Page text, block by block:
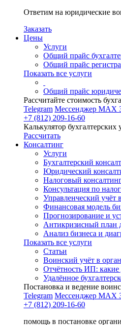
Ответим на юридические
Заказать
Цены
Услуги
Общий прайс
Общий прайс
Показать все услуги
Общий прайс
Рассчитайте стоимость
Telegram Мессенджер MAX
+7 (812) 209-16-60
Калькулятор бухгалтерских
Рассчитать
Консалтинг
Услуги
Бухгалтерский
Юридический
Налоговый
Консультация по
Управленческий учёт
Финансовая модель
Прогнозирование и
Антикризисный план
Анализ бизнеса и
Показать все услуги
Статьи
Воинский учёт в
Отчётность ИП: какие
Удалённое
Постановка и ведение
Telegram Мессенджер MAX
+7 (812) 209-16-60
помощь в постановке